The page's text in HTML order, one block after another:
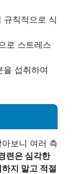
규칙적으로 식
로 스트레스
을 섭취하여
보니 여러 측
련은 심각한
지 말고 적절